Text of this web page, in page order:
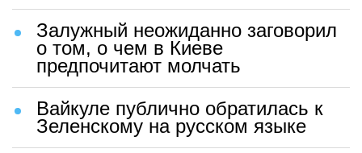
Залужный неожиданно заговорил
о том, о чем в Киеве
предпочитают молчать
Вайкуле публично обратилась к
Зеленскому на русском языке